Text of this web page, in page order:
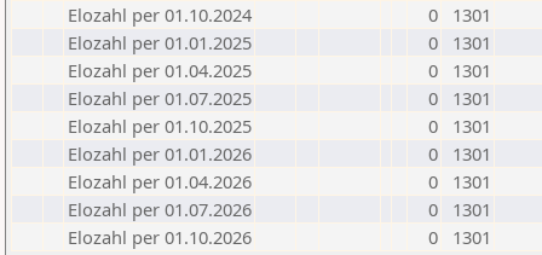
Elozahl per 01.10.2024
0
1301
Elozahl per 01.01.2025
0
1301
Elozahl per 01.04.2025
0
1301
Elozahl per 01.07.2025
0
1301
Elozahl per 01.10.2025
0
1301
Elozahl per 01.01.2026
0
1301
Elozahl per 01.04.2026
0
1301
Elozahl per 01.07.2026
0
1301
Elozahl per 01.10.2026
0 1301